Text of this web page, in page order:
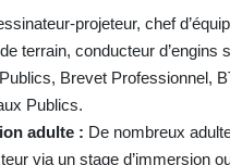
projeteur, chef
terrain, conducteur d’engins
Brevet Professionnel,
Publics.
adulte : De nombreux
via un stage d’immersion